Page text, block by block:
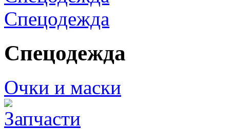
Спецодежда
Спецодежда
Очки и маски